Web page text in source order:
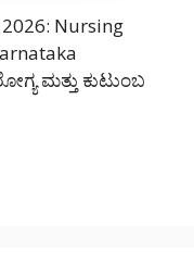
Nursing
ಮತ್ತು ಕುಟುಂಬ